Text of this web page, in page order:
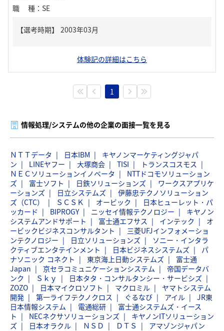
職種 ： SE
体験記の詳細はこちら
1
情報処理/システムの他の企業の面接一覧を見る
ＮＴＴデータ 日本IBM
キヤノンマーケティングジャパ
ン
LINEヤフー 大塚商会 TISI
トランスコスモス
ＮＥＣソリューションイノベータ
NTTドコモソリューション
ズ
富士ソフト 日鉄ソリューションズ
ワークスアプリケ
ーションズ
日立システムズ
伊藤忠テクノソリューション
ズ（CTC）
ＳＣＳＫ オービック
日本ヒューレット・パ
ッカード
BIPROGY ニッセイ情報テクノロジー
キヤノン
システムアンドサポート
富士通エフサス インテック
オ
ービックビジネスコンサルタント
三菱UFJインフォメーショ
ンテクノロジー
日立ソリューションズ
ソニー・インタラ
クティブエンタテインメント
日本ビジネスシステムズ
パ
ナソニック コネクト
東京海上日動システムズ
富士通
Japan
京セラコミュニケーションシステム
帝国データバ
ンク
Ｓｋｙ
日本タタ・コンサルタンシー・サービシズ
ZOZO
日本マイクロソフト マクロミル
ヤマトシステム
開発
第一ライフテクノクロス ぐるなび アイル
JR東
日本情報システム
電通総研
富士通システムズ・イース
ト
NECネクサソリューションズ
キヤノンITソリューション
ズ
日本オラクル ＮＳＤ ＤＴＳ アマゾンジャパン